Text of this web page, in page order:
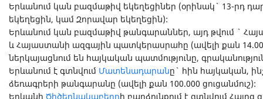
Երևանում կան բազմաթիվ եկեղեցիներ (օրինակ` 13-րդ
եկեղեցին, կամ Զորավար եկեղեցին):
Երևանում կան բազմաթիվ թանգարաններ, այդ թվում `
և Հայաստանի ազգային պատկերասրահը (ավելի քան
ներկայացնում են հայկական պատմությունը,
Երևանում է գտնվում Մատենադարանը` հին հայկական,
ձեռագրերի թանգարանը (ավելի քան 100.000 ցուցանմուշ):
Երևանի Ծիծեռնակաբերդի բարձունքում է գտնվում